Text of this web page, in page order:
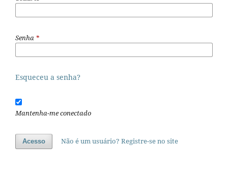
Senha *
Esqueceu a senha?
Mantenha-me conectado
Acesso Não é um usuário? Registre-se no site